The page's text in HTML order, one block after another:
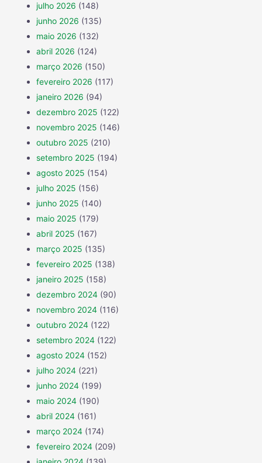
julho 2026 (148)
junho 2026 (135)
maio 2026 (132)
abril 2026 (124)
março 2026 (150)
fevereiro 2026 (117)
janeiro 2026 (94)
dezembro 2025 (122)
novembro 2025 (146)
outubro 2025 (210)
setembro 2025 (194)
agosto 2025 (154)
julho 2025 (156)
junho 2025 (140)
maio 2025 (179)
abril 2025 (167)
março 2025 (135)
fevereiro 2025 (138)
janeiro 2025 (158)
dezembro 2024 (90)
novembro 2024 (116)
outubro 2024 (122)
setembro 2024 (122)
agosto 2024 (152)
julho 2024 (221)
junho 2024 (199)
maio 2024 (190)
abril 2024 (161)
março 2024 (174)
fevereiro 2024 (209)